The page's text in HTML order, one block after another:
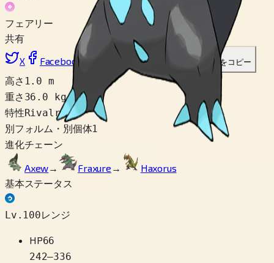
フェアリー
共有
X
Facebook Reddit リンクをコピー
高さ 1.0 m
重さ 36.0 kg
特性Rivalry
別フォルム・別個体1
進化チェーン
Axew→ Fraxure →
Haxorus
基本ステータス
Lv.100レンジ
HP66
242–336